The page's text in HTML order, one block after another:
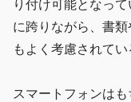
り付け可能となっ
に跨りながら、書
もよく考慮されてい
スマートフォンは